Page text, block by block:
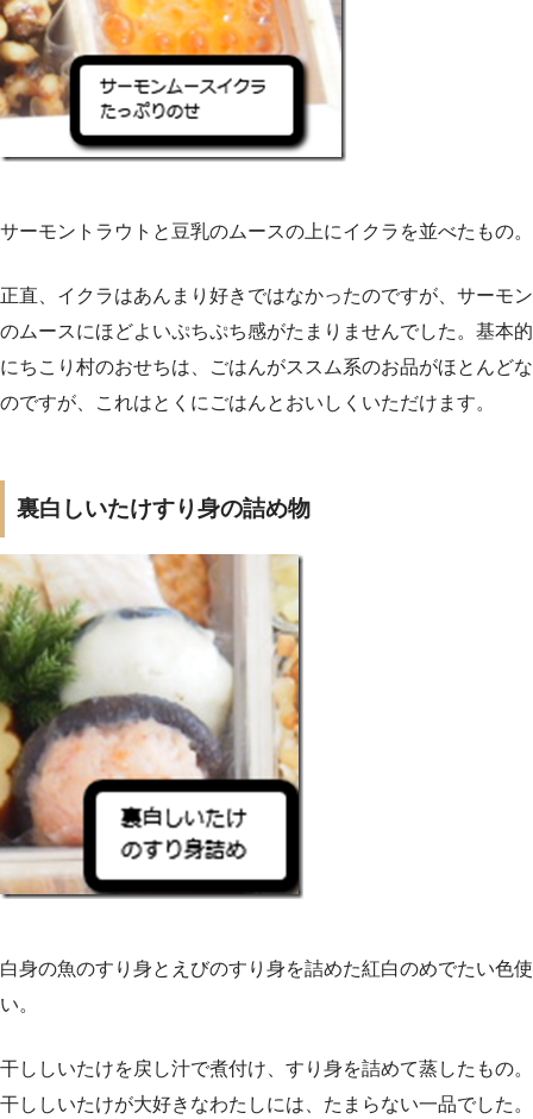
サーモントラウトと豆乳のムースの上にイクラを並べたもの。
正直、イクラはあんまり好きではなかったのですが、サーモン
のムースにほどよいぷちぷち感がたまりませんでした。基本的
にちこり村のおせちは、ごはんがススム系のお品がほとんどな
のですが、これはとくにごはんとおいしくいただけます。
裏白しいたけすり身の詰め物
白身の魚のすり身とえびのすり身を詰めた紅白のめでたい色使
い。
干ししいたけを戻し汁で煮付け、すり身を詰めて蒸したもの。
干ししいたけが大好きなわたしには、たまらない一品でした。